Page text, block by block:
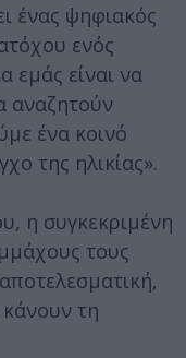
ένας ψηφιακός
ενός
εμάς είναι να
αναζητούν
ένα κοινό
της ηλικίας».
η συγκεκριμένη
τους
τη